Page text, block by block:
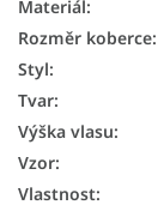
Materiál:
Rozměr koberce:
Styl:
Tvar:
Výška vlasu:
Vzor:
Vlastnost: